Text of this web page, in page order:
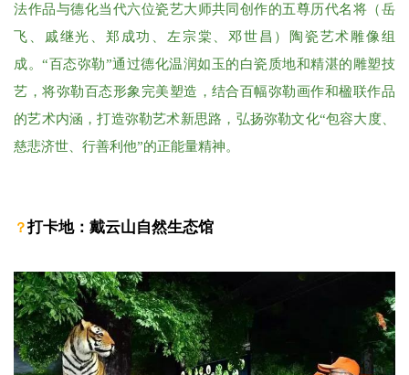
法作品与德化当代六位瓷艺大师共同创作的五尊历代名将（岳
飞、戚继光、郑成功、左宗棠、邓世昌）陶瓷艺术雕像组
成。“百态弥勒”通过德化温润如玉的白瓷质地和精湛的雕塑技
艺，将弥勒百态形象完美塑造，结合百幅弥勒画作和楹联作品
的艺术内涵，打造弥勒艺术新思路，弘扬弥勒文化“包容大度、
慈悲济世、行善利他”的正能量精神。
？打卡地：戴云山自然生态馆